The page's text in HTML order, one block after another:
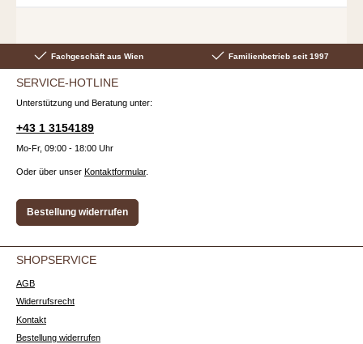
Fachgeschäft aus Wien Familienbetrieb seit 1997
SERVICE-HOTLINE
Unterstützung und Beratung unter:
+43 1 3154189
Mo-Fr, 09:00 - 18:00 Uhr
Oder über unser Kontaktformular.
Bestellung widerrufen
SHOPSERVICE
AGB
Widerrufsrecht
Kontakt
Bestellung widerrufen